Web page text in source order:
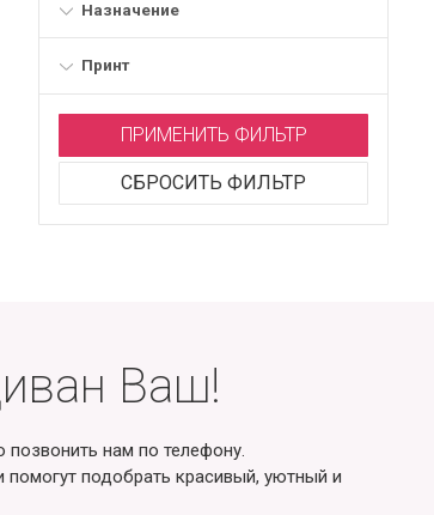
Назначение
Принт
ПРИМЕНИТЬ ФИЛЬТР
СБРОСИТЬ ФИЛЬТР
Ваш!
позвонить нам по телефону.
подобрать красивый, уютный и